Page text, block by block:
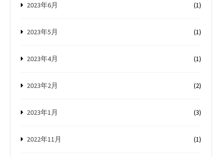
2023年6月 (1)
2023年5月 (1)
2023年4月 (1)
2023年2月 (2)
2023年1月 (3)
2022年11月 (1)